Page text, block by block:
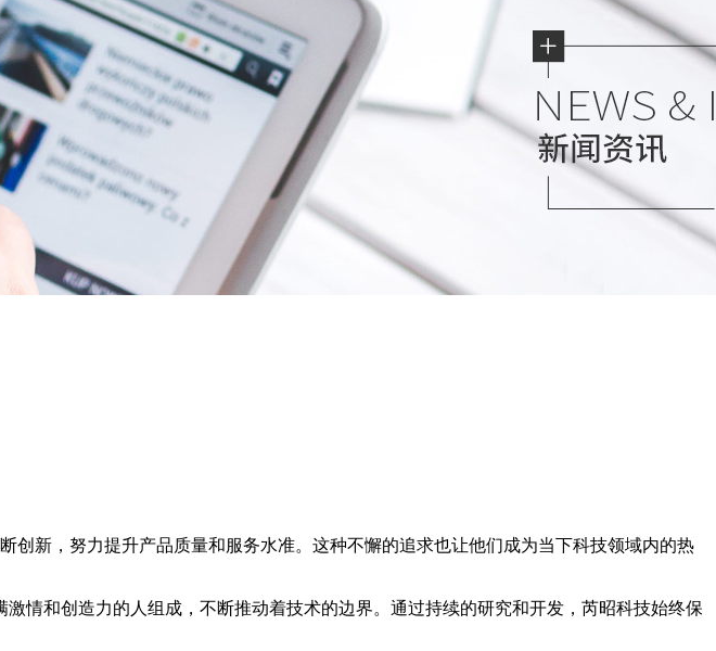
新，努力提升产品质量和服务水准。这种不懈的追求也让他们成为当下科技领域内的热
情和创造力的人组成，不断推动着技术的边界。通过持续的研究和开发，芮昭科技始终保